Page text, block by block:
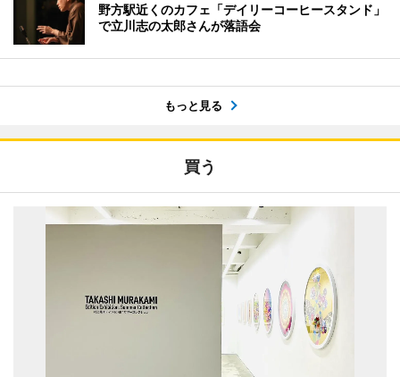
野方駅近くのカフェ「デイリーコーヒースタンド」
で立川志の太郎さんが落語会
もっと見る
買う